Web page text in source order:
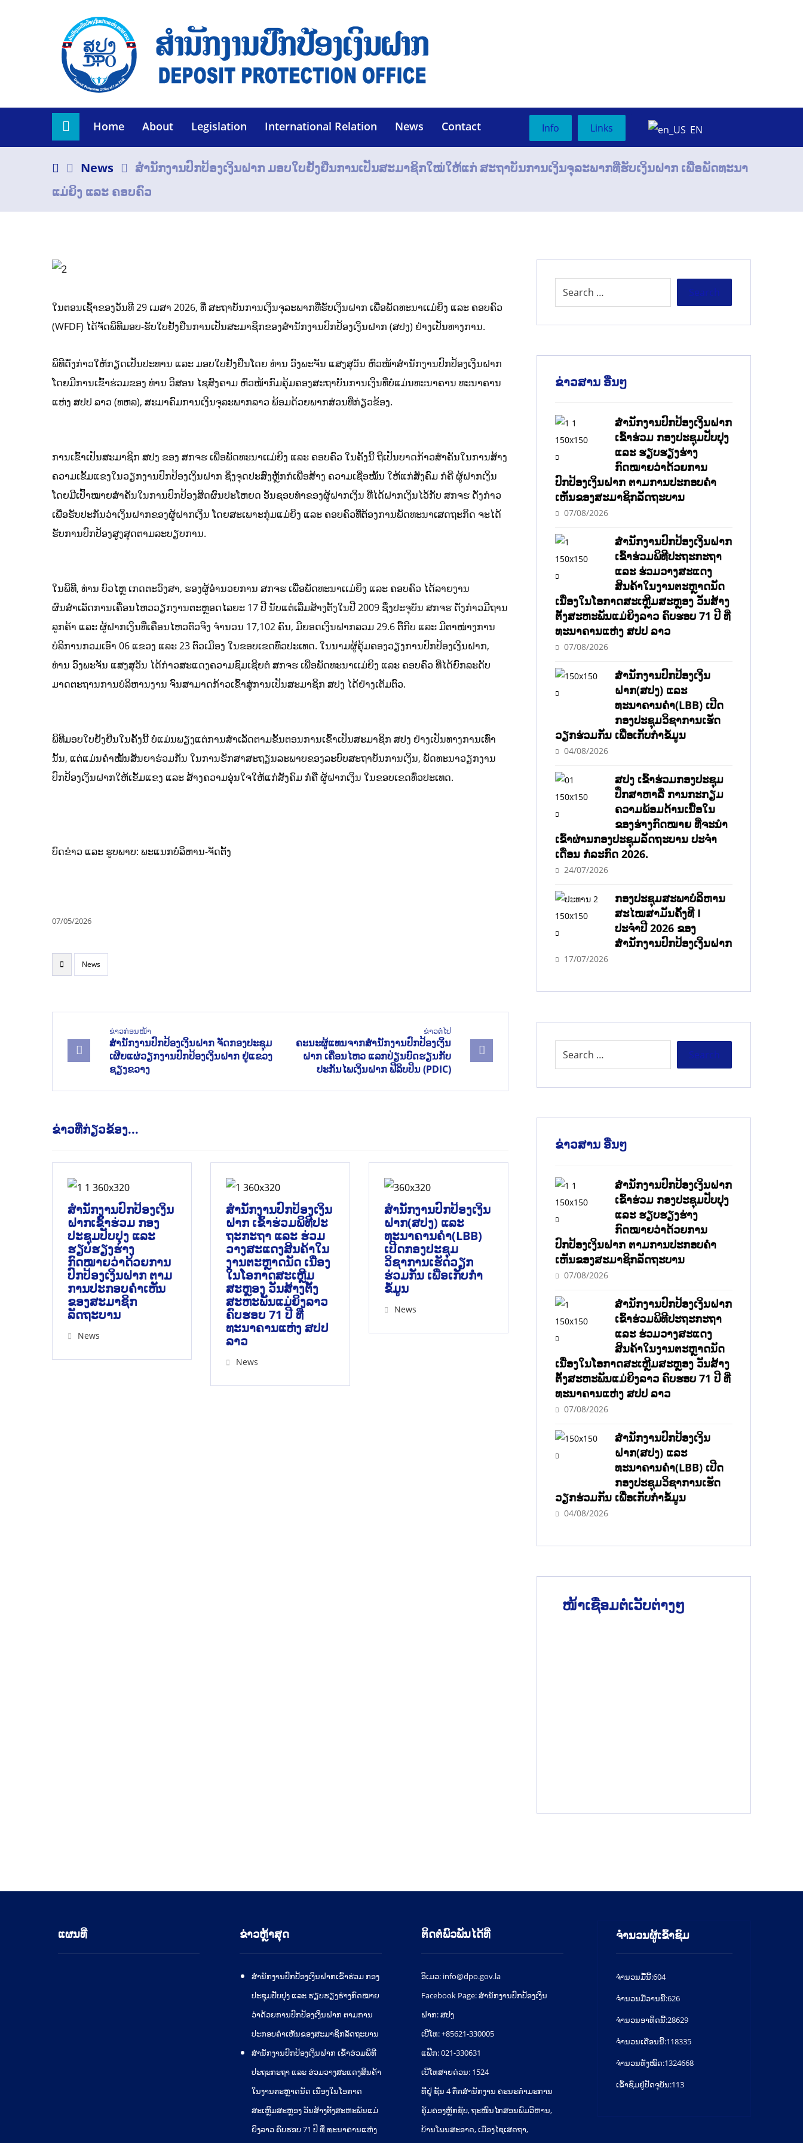
Home About Legislation International Relation News Contact EN
Links
Info
News
ສຳນັກງານປົກປ້ອງເງິນຝາກ ມອບໃບຢັ້ງຢືນການເປັນສະມາຊິກໃໝ່ໃຫ້ແກ່ ສະຖາບັນການເງິນຈຸລະພາກທີ່ຮັບເງິນຝາກ ເພື່ອພັດທະນາ
ແມ່ຍິງ ແລະ ຄອບຄົວ
ໃນຕອນເຊົ້າຂອງວັນທີ 29 ເມສາ 2026, ທີ່ ສະຖາບັນການເງິນຈຸລະພາກທີ່ຮັບເງິນຝາກ ເພື່ອພັດທະນາເເມ່ຍິງ ແລະ ຄອບຄົວ
(WFDF) ໄດ້ຈັດພິທີມອບ-ຮັບໃບຢັ້ງຢືນການເປັນສະມາຊິກຂອງສໍານັກງານປົກປ້ອງເງິນຝາກ (ສປງ) ຢ່າງເປັນທາງການ.
ພິທີດັ່ງກ່າວໃຫ້ກຽດເປັນປະທານ ແລະ ມອບໃບຢັ້ງຢືນໂດຍ ທ່ານ ວົງພະຈັນ ແສງສຸວັນ ຫົວໜ້າສຳນັກງານປົກປ້ອງເງິນຝາກ
ໂດຍມີການເຂົ້າຮ່ວມຂອງ ທ່ານ ວິສອນ ໄຊສົງຄາມ ຫົວໜ້າກົມຄຸ້ມຄອງສະຖາບັນການເງິນທີ່ບໍ່ແມ່ນທະນາຄານ ທະນາຄານ
ແຫ່ງ ສປປ ລາວ (ທຫລ), ສະມາຄົມການເງິນຈຸລະພາກລາວ ພ້ອມດ້ວຍພາກສ່ວນທີ່ກ່ຽວຂ້ອງ.
ການເຂົ້າເປັນສະມາຊິກ ສປງ ຂອງ ສກຈຮ ເພື່ອພັດທະນາເເມ່ຍິງ ແລະ ຄອບຄົວ ໃນຄັ້ງນີ້ ຖືເປັນບາດກ້າວສໍາຄັນໃນການສ້າງ
ຄວາມເຂັ້ມແຂງໃນວຽກງານປົກປ້ອງເງິນຝາກ ຊຶ່ງຈຸດປະສົງຫຼັກກໍເພື່ອສ້າງ ຄວາມເຊື່ອໝັ້ນ ໃຫ້ແກ່ສັງຄົມ ກໍຄື ຜູ້ຝາກເງິນ
ໂດຍມີເປົ້າໝາຍສໍາຄັນໃນການປົກປ້ອງສິດຜົນປະໂຫຍດ ອັນຊອບທໍາຂອງຜູ້ຝາກເງິນ ທີ່ໄດ້ຝາກເງິນໄວ້ກັບ ສກຈຮ ດັ່ງກ່າວ
ເພື່ອຮັບປະກັນວ່າເງິນຝາກຂອງຜູ້ຝາກເງິນ ໂດຍສະເພາະກຸ່ມແມ່ຍິງ ແລະ ຄອບຄົວທີ່ຕ້ອງການພັດທະນາເສດຖະກິດ ຈະໄດ້
ຮັບການປົກປ້ອງສູງສຸດຕາມລະບຽບການ.
ໃນພິທີ, ທ່ານ ບົວໄຫຼ ເກດຕະວົງສາ, ຮອງຜູ້ອຳນວຍການ ສກຈຮ ເພື່ອພັດທະນາເເມ່ຍິງ ແລະ ຄອບຄົວ ໄດ້ລາຍງານ
ຜົນສຳເລັດການເຄື່ອນໄຫວວຽກງານຕະຫຼອດໄລຍະ 17 ປີ ນັບແຕ່ເລີ່ມສ້າງຕັ້ງໃນປີ 2009 ຊຶ່ງປະຈຸບັນ ສກຈຮ ດັ່ງກ່າວມີຖານ
ລູກຄ້າ ແລະ ຜູ້ຝາກເງິນທີ່ເຄື່ອນໄຫວຕົວຈິງ ຈໍານວນ 17,102 ຄົນ, ມີຍອດເງິນຝາກລວມ 29.6 ຕື້ກີບ ແລະ ມີຕາໜ່າງການ
ບໍລິການກວມເອົາ 06 ແຂວງ ແລະ 23 ຕົວເມືອງ ໃນຂອບເຂດທົ່ວປະເທດ. ໃນນາມຜູ້ຄຸ້ມຄອງວຽງການປົກປ້ອງເງິນຝາກ,
ທ່ານ ວົງພະຈັນ ແສງສຸວັນ ໄດ້ກ່າວສະແດງຄວາມຊົມເຊີຍຕໍ່ ສກຈຮ ເພື່ອພັດທະນາເເມ່ຍິງ ແລະ ຄອບຄົວ ທີ່ໄດ້ຍົກລະດັບ
ມາດຕະຖານການບໍລິຫານງານ ຈົນສາມາດກ້າວເຂົ້າສູ່ການເປັນສະມາຊິກ ສປງ ໄດ້ຢ່າງເຕັມຕົວ.
ພິທີມອບໃບຢັ້ງຢືນໃນຄັ້ງນີ້ ບໍ່ແມ່ນພຽງແຕ່ການສຳເລັດຕາມຂັ້ນຕອນການເຂົ້າເປັນສະມາຊິກ ສປງ ຢ່າງເປັນທາງການເທົ່າ
ນັ້ນ, ແຕ່ແມ່ນຄຳໝັ້ນສັນຍາຮ່ວມກັນ ໃນການຮັກສາສະຖຽນລະພາບຂອງລະບົບສະຖາບັນການເງິນ, ພັດທະນາວຽກງານ
ປົກປ້ອງເງິນຝາກໃຫ້ເຂັ້ມແຂງ ແລະ ສ້າງຄວາມອຸ່ນໃຈໃຫ້ແກ່ສັງຄົມ ກໍຄື ຜູ້ຝາກເງິນ ໃນຂອບເຂດທົ່ວປະເທດ.
ບົດຂ່າວ ແລະ ຮູບພາບ: ພະແນກບໍລິຫານ-ຈັດຕັ້ງ
07/05/2026
News
ຂ່າວກ່ອນໜ້າ
ສໍານັກງານປົກປ້ອງເງິນຝາກ ຈັດກອງປະຊຸມ
ເຜີຍແຜ່ວຽກງານປົກປ້ອງເງິນຝາກ ຢູ່ແຂວງ
ຊຽງຂວາງ
ຂ່າວຕໍ່ໄປ
ຄະນະຜູ້ແທນຈາກສຳນັກງານປົກປ້ອງເງິນ
ຝາກ ເຄື່ອນໄຫວ ແລກປ່ຽນບົດຮຽນກັບ
ປະກັນໄພເງິນຝາກ ຟີລິບປິນ (PDIC)
ຂ່າວທີ່ກ່ຽວຂ້ອງ...
ສໍານັກງານປົກປ້ອງເງິນ
ຝາກເຂົ້າຮ່ວມ ກອງ
ປະຊຸມປັບປຸງ ແລະ
ຮຽບຮຽງຮ່າງ
ກົດໝາຍວ່າດ້ວຍການ
ປົກປ້ອງເງິນຝາກ ຕາມ
ການປະກອບຄຳເຫັນ
ຂອງສະມາຊິກ
ລັດຖະບານ
News
ສຳນັກງານປົກປ້ອງເງິນ
ຝາກ ເຂົ້າຮ່ວມພິທີປະ
ຖະກະຖາ ແລະ ຮ່ວມ
ວາງສະແດງສິນຄ້າໃນ
ງານຕະຫຼາດນັດ ເນື່ອງ
ໃນໂອກາດສະເຫຼີມ
ສະຫຼອງ ວັນສ້າງຕັ້ງ
ສະຫະພັນແມ່ຍິງລາວ
ຄົບຮອບ 71 ປີ ທີ່
ທະນາຄານແຫ່ງ ສປປ
ລາວ
News
ສຳນັກງານປົກປ້ອງເງິນ
ຝາກ(ສປງ) ແລະ
ທະນາຄານຄຳ(LBB)
ເປີດກອງປະຊຸມ
ວິຊາການເຮັດວຽກ
ຮ່ວມກັນ ເພື່ອເກັບກຳ
ຂໍ້ມູນ
News
ຂ່າວສານ ອື່ນໆ
ສໍານັກງານປົກປ້ອງເງິນຝາກ
ເຂົ້າຮ່ວມ ກອງປະຊຸມປັບປຸງ
ແລະ ຮຽບຮຽງຮ່າງ
ກົດໝາຍວ່າດ້ວຍການ
ປົກປ້ອງເງິນຝາກ ຕາມການປະກອບຄຳ
ເຫັນຂອງສະມາຊິກລັດຖະບານ
07/08/2026
ສຳນັກງານປົກປ້ອງເງິນຝາກ
ເຂົ້າຮ່ວມພິທີປະຖະກະຖາ
ແລະ ຮ່ວມວາງສະແດງ
ສິນຄ້າໃນງານຕະຫຼາດນັດ
ເນື່ອງໃນໂອກາດສະເຫຼີມສະຫຼອງ ວັນສ້າງ
ຕັ້ງສະຫະພັນແມ່ຍິງລາວ ຄົບຮອບ 71 ປີ ທີ່
ທະນາຄານແຫ່ງ ສປປ ລາວ
07/08/2026
ສຳນັກງານປົກປ້ອງເງິນ
ຝາກ(ສປງ) ແລະ
ທະນາຄານຄຳ(LBB) ເປີດ
ກອງປະຊຸມວິຊາການເຮັດ
ວຽກຮ່ວມກັນ ເພື່ອເກັບກຳຂໍ້ມູນ
04/08/2026
ສປງ ເຂົ້າຮ່ວມກອງປະຊຸມ
ປຶກສາຫາລື ການກະກຽມ
ຄວາມພ້ອມດ້ານເນື້ອໃນ
ຂອງຮ່າງກົດໝາຍ ທີ່ຈະນໍາ
ເຂົ້າຜ່ານກອງປະຊຸມລັດຖະບານ ປະຈໍາ
ເດືອນ ກໍລະກົດ 2026.
24/07/2026
ກອງປະຊຸມສະພາບໍລິຫານ
ສະໄໝສາມັນຄັ້ງທີ I
ປະຈຳປີ 2026 ຂອງ
ສຳນັກງານປົກປ້ອງເງິນຝາກ
17/07/2026
ຂ່າວສານ ອື່ນໆ
ສໍານັກງານປົກປ້ອງເງິນຝາກ
ເຂົ້າຮ່ວມ ກອງປະຊຸມປັບປຸງ
ແລະ ຮຽບຮຽງຮ່າງ
ກົດໝາຍວ່າດ້ວຍການ
ປົກປ້ອງເງິນຝາກ ຕາມການປະກອບຄຳ
ເຫັນຂອງສະມາຊິກລັດຖະບານ
07/08/2026
ສຳນັກງານປົກປ້ອງເງິນຝາກ
ເຂົ້າຮ່ວມພິທີປະຖະກະຖາ
ແລະ ຮ່ວມວາງສະແດງ
ສິນຄ້າໃນງານຕະຫຼາດນັດ
ເນື່ອງໃນໂອກາດສະເຫຼີມສະຫຼອງ ວັນສ້າງ
ຕັ້ງສະຫະພັນແມ່ຍິງລາວ ຄົບຮອບ 71 ປີ ທີ່
ທະນາຄານແຫ່ງ ສປປ ລາວ
07/08/2026
ສຳນັກງານປົກປ້ອງເງິນ
ຝາກ(ສປງ) ແລະ
ທະນາຄານຄຳ(LBB) ເປີດ
ກອງປະຊຸມວິຊາການເຮັດ
ວຽກຮ່ວມກັນ ເພື່ອເກັບກຳຂໍ້ມູນ
04/08/2026
ໜ້າເຊື່ອມຕໍ່ເວັບຕ່າງໆ
ແຜນທີ່ ຂ່າວຫຼ້າສຸດ
ສໍານັກງານປົກປ້ອງເງິນຝາກເຂົ້າຮ່ວມ ກອງ
ປະຊຸມປັບປຸງ ແລະ ຮຽບຮຽງຮ່າງກົດໝາຍ
ວ່າດ້ວຍການປົກປ້ອງເງິນຝາກ ຕາມການ
ປະກອບຄຳເຫັນຂອງສະມາຊິກລັດຖະບານ
ສຳນັກງານປົກປ້ອງເງິນຝາກ ເຂົ້າຮ່ວມພິທີ
ປະຖະກະຖາ ແລະ ຮ່ວມວາງສະແດງສິນຄ້າ
ໃນງານຕະຫຼາດນັດ ເນື່ອງໃນໂອກາດ
ສະເຫຼີມສະຫຼອງ ວັນສ້າງຕັ້ງສະຫະພັນແມ່
ຍິງລາວ ຄົບຮອບ 71 ປີ ທີ່ ທະນາຄານແຫ່ງ
ຕິດຕໍ່ພົວພັນໄດ້ທີ່
ອິເມວ: info@dpo.gov.la
Facebook Page: ສໍານັກງານປົກປ້ອງເງິນ
ຝາກ: ສປງ
ເບີໂທ: +85621-330005
ແຟ໊ກ: 021-330631
ເບີໂທສາຍດ່ວນ: 1524
ທີ່ຢູ່ ຊັ້ນ 4 ຕຶກສຳນັກງານ ຄະນະກຳມະການ
ຄຸ້ມຄອງຫຼັກຊັບ, ຖະໜົນໄກສອນພົມວິຫານ,
ບ້ານໂພນສະອາດ, ເມືອງໄຊເສດຖາ,
ຈຳນວນຜູ້ເຂົ້າຊົມ
ຈໍານວນມື້ນີ້:604
ຈໍານວນມື້ວານນີ້:626
ຈໍານວນອາທິດນີ້:28629
ຈໍານວນເດືອນນີ້:118335
ຈຳນວນທັງໝົດ:1324668
ເຂົ້າຊົມຢູ່ປັດຈຸບັນ:113